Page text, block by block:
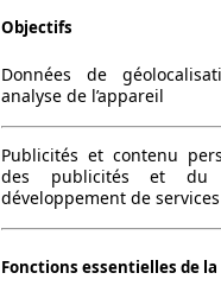
Objectifs
Données de
analyse de l’appareil
Publicités et contenu
des publicités et du
développement de services
Fonctions essentielles de la